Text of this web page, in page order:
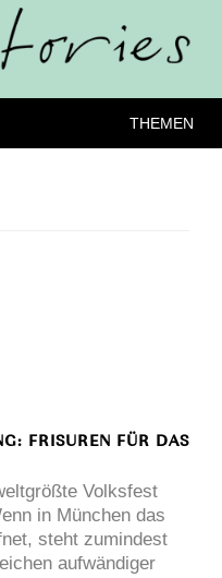
THEMEN
FRISUREN FÜR DAS
Volksfest
in München das
steht zumindest
aufwändiger